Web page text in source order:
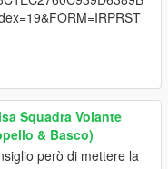
Squadra Volante
& Basco)
però di mettere la